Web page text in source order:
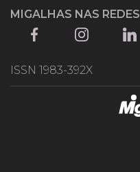
MIGALHAS NAS REDES
ISSN 1983-392X